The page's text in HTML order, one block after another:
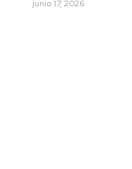
junio 17, 2026